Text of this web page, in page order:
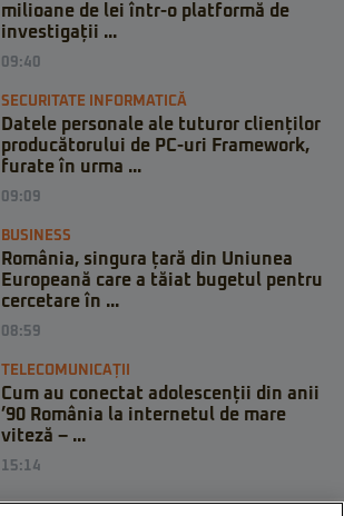
milioane de lei într-o platformă de
investigații ...
09:40
SECURITATE INFORMATICĂ
Datele personale ale tuturor clienților
producătorului de PC-uri Framework,
furate în urma ...
09:09
BUSINESS
România, singura țară din Uniunea
Europeană care a tăiat bugetul pentru
cercetare în ...
08:59
TELECOMUNICAȚII
Cum au conectat adolescenții din anii
’90 România la internetul de mare
viteză – ...
15:14